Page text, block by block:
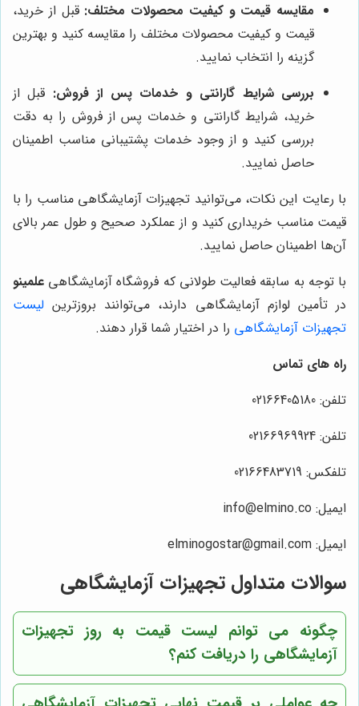
مقایسه قیمت و کیفیت محصولات مختلف: قبل از خرید،
قیمت و کیفیت محصولات مختلف را مقایسه کنید و بهترین
گزینه را انتخاب نمایید.
بررسی شرایط گارانتی و خدمات پس از فروش: قبل از
خرید، شرایط گارانتی و خدمات پس از فروش را به دقت
بررسی کنید و از وجود خدمات پشتیبانی مناسب اطمینان
حاصل نمایید.
با رعایت این نکات، می‌توانید تجهیزات آزمایشگاهی مناسب را با
قیمت مناسب خریداری کنید و از عملکرد صحیح و طول عمر بالای
آن‌ها اطمینان حاصل نمایید.
با توجه به سابقه فعالیت طولانی که فروشگاه آزمایشگاهی علمینو
در تأمین لوازم آزمایشگاهی دارند، می‌توانند بروزترین لیست
تجهیزات آزمایشگاهی را در اختیار شما قرار دهند.
راه های تماس
تلفن: 02166405180
تلفن: 02166969924
تلفکس: 02166483719
ایمیل: info@elmino.co
ایمیل: elminogostar@gmail.com
سوالات متداول تجهیزات آزمایشگاهی
چگونه می توانم لیست قیمت به روز تجهیزات
آزمایشگاهی را دریافت کنم؟